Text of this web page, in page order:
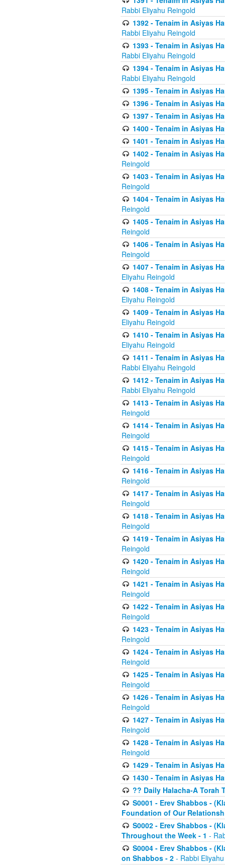
Rabbi Eliyahu Reingold
1392 - Tenaim in Asiyas
Rabbi Eliyahu Reingold
1393 - Tenaim in Asiyas
Rabbi Eliyahu Reingold
1394 - Tenaim in Asiyas
Rabbi Eliyahu Reingold
1395 - Tenaim in Asiyas
1396 - Tenaim in Asiyas
1397 - Tenaim in Asiyas
1400 - Tenaim in Asiyas
1401 - Tenaim in Asiyas
1402 - Tenaim in Asiyas
Reingold
1403 - Tenaim in Asiyas
Reingold
1404 - Tenaim in Asiyas
Reingold
1405 - Tenaim in Asiyas
Reingold
1406 - Tenaim in Asiyas
Reingold
1407 - Tenaim in Asiyas
Eliyahu Reingold
1408 - Tenaim in Asiyas
Eliyahu Reingold
1409 - Tenaim in Asiyas
Eliyahu Reingold
1410 - Tenaim in Asiyas
Eliyahu Reingold
1411 - Tenaim in Asiyas
Rabbi Eliyahu Reingold
1412 - Tenaim in Asiyas
Rabbi Eliyahu Reingold
1413 - Tenaim in Asiyas
Reingold
1414 - Tenaim in Asiyas
Reingold
1415 - Tenaim in Asiyas
Reingold
1416 - Tenaim in Asiyas
Reingold
1417 - Tenaim in Asiyas
Reingold
1418 - Tenaim in Asiyas
Reingold
1419 - Tenaim in Asiyas
Reingold
1420 - Tenaim in Asiyas
Reingold
1421 - Tenaim in Asiyas
Reingold
1422 - Tenaim in Asiyas
Reingold
1423 - Tenaim in Asiyas
Reingold
1424 - Tenaim in Asiyas
Reingold
1425 - Tenaim in Asiyas
Reingold
1426 - Tenaim in Asiyas
Reingold
1427 - Tenaim in Asiyas
Reingold
1428 - Tenaim in Asiyas
Reingold
1429 - Tenaim in Asiyas
1430 - Tenaim in Asiyas
?? Daily Halacha-A Torah
S0001 - Erev Shabbos -
Foundation of Our
S0002 - Erev Shabbos -
Throughout the Week - 1 -
S0004 - Erev Shabbos -
on Shabbos - 2 - Rabbi